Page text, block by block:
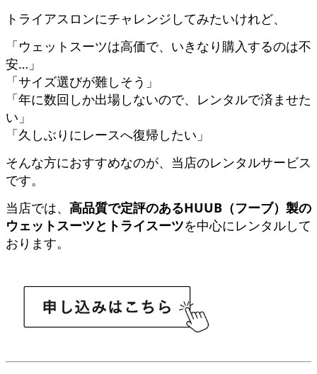
トライアスロンにチャレンジしてみたいけれど、
「ウェットスーツは高価で、いきなり購入するのは不
安…」
「サイズ選びが難しそう」
「年に数回しか出場しないので、レンタルで済ませた
い」
「久しぶりにレースへ復帰したい」
そんな方におすすめなのが、当店のレンタルサービス
です。
当店では、 高品質で定評のあるHUUB（フーブ）製の
ウェットスーツとトライスーツを中心にレンタルして
おります。